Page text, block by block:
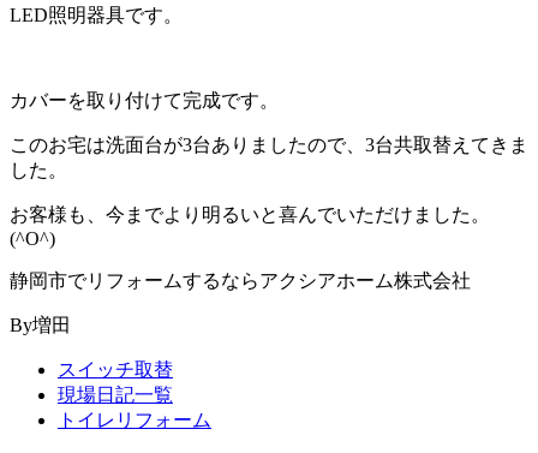
LED照明器具です。
カバーを取り付けて完成です。
このお宅は洗面台が3台ありましたので、3台共取替えてきま
した。
お客様も、今までより明るいと喜んでいただけました。
(^O^)
静岡市でリフォームするならアクシアホーム株式会社
By増田
スイッチ取替
現場日記一覧
トイレリフォーム